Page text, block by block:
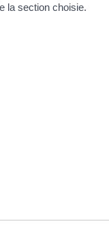
la section choisie.